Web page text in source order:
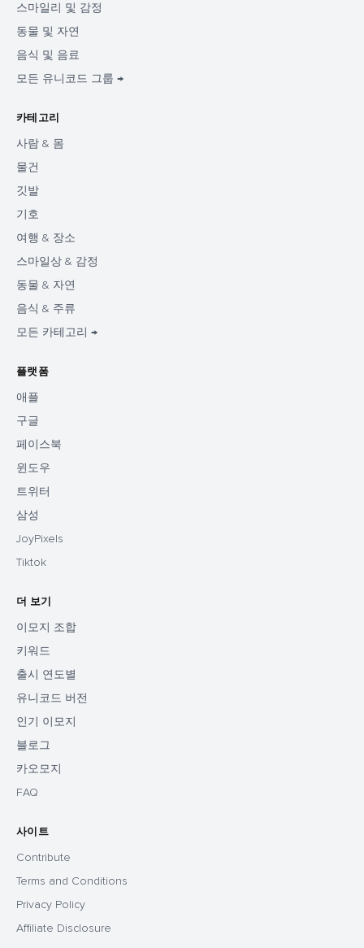
스마일리 및 감정
동물 및 자연
음식 및 음료
모든 유니코드 그룹 →
카테고리
사람 & 몸
물건
깃발
기호
여행 & 장소
스마일상 & 감정
동물 & 자연
음식 & 주류
모든 카테고리 →
플랫폼
애플
구글
페이스북
윈도우
트위터
삼성
JoyPixels
Tiktok
더 보기
이모지 조합
키워드
출시 연도별
유니코드 버전
인기 이모지
블로그
카오모지
FAQ
사이트
Contribute
Terms and Conditions
Privacy Policy
Affiliate Disclosure